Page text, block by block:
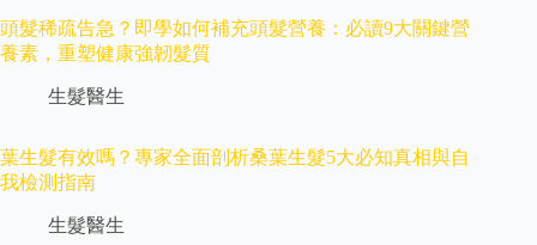
頭髮稀疏告急？即學如何補充頭髮營養：必讀9大關鍵營
養素，重塑健康強韌髮質
生髮醫生
葉生髮有效嗎？專家全面剖析桑葉生髮5大必知真相與自
我檢測指南
生髮醫生